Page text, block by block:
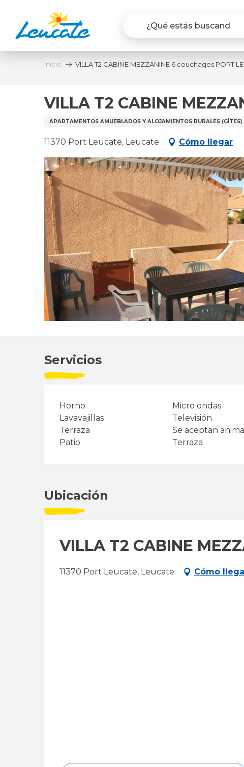
contenu
principal
Inicio VILLA T2 CABINE MEZZANINE 6 couchages PORT
VILLA T2 CABINE
APARTAMENTOS AMUEBLADOS Y ALOJAMIENTOS RURALES (GÎTES)
11370 Port Leucate, Leucate Cómo llegar
Servicios
Horno Micro ondas
Lavavajillas
Televisión
Terraza
Se aceptan
Patio
Terraza
Ubicación
VILLA T2 CABINE
11370 Port Leucate, Leucate Cómo